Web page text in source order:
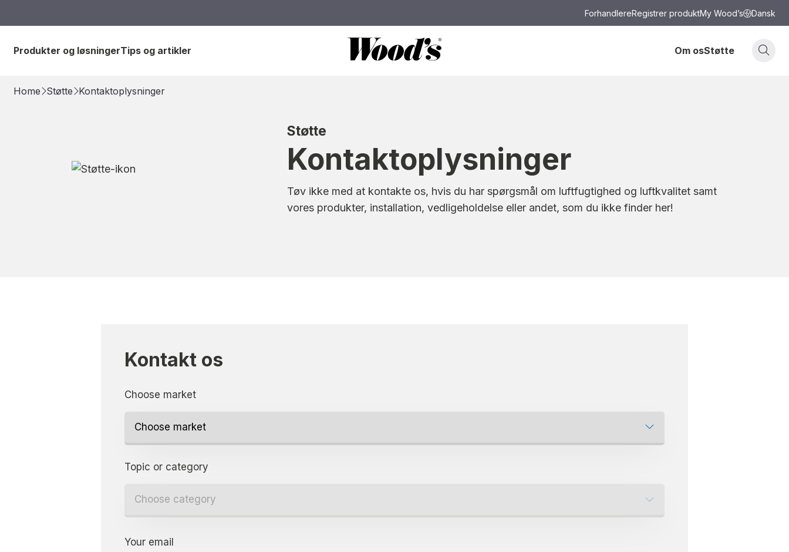
ForhandlereRegistrer produktMy Wood’s Dansk
Produkter og løsningerTips og artikler Om osStøtte
Home Støtte Kontaktoplysninger
Støtte
Kontaktoplysninger
Tøv ikke med at kontakte os, hvis du har spørgsmål om luftfugtighed og luftkvalitet samt
vores produkter, installation, vedligeholdelse eller andet, som du ikke finder her!
Kontakt os
Choose market
Topic or category
Your email